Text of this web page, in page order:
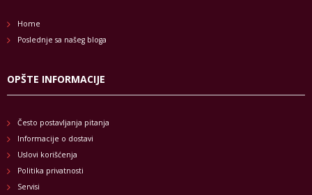
Home
Poslednje sa našeg bloga
OPŠTE INFORMACIJE
Često postavljanja pitanja
Informacije o dostavi
Uslovi korišćenja
Politika privatnosti
Servisi